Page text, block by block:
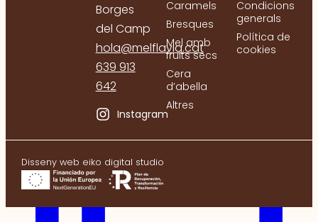
Darrere cada pot de mel hi ha una
primavera intens
Borges
del Camp
hola@melflavia.cat
639 913
642
Instagram
Caramels
Bresques
Mel amb
fruits secs
Cera
d’abella
Altres
Condicions
generals
Política de
cookies
Disseny web eiko digital studio